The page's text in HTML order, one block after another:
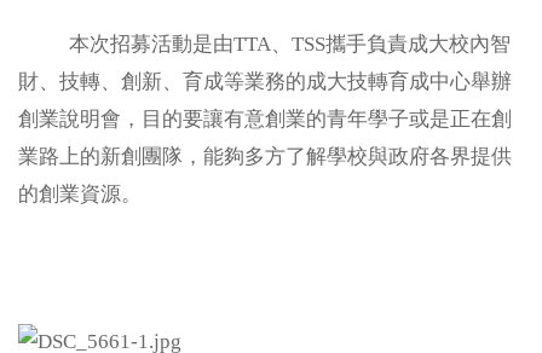
本次招募活動是由TTA、TSS攜手負責成大校內智
財、技轉、創新、育成等業務的成大技轉育成中心舉辦
創業說明會，目的要讓有意創業的青年學子或是正在創
業路上的新創團隊，能夠多方了解學校與政府各界提供
的創業資源。